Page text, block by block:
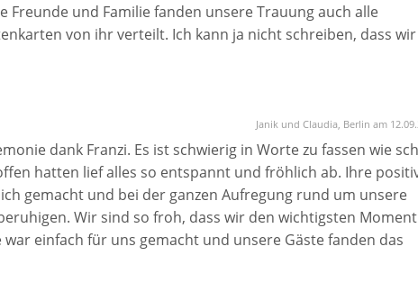
Freunde und Familie fanden unsere Trauung auch alle
von ihr verteilt. Ich kann ja nicht schreiben, dass
aber wenn ihr eine Traurednerin mit ganz viel Herz sucht,
Janik und Claudia, Berlin am
dank Franzi. Es ist schwierig in Worte zu fassen wie
hatten lief alles so entspannt und fröhlich ab. Ihre
gemacht und bei der ganzen Aufregung rund um unsere
Wir sind so froh, dass wir den wichtigsten
war einfach für uns gemacht und unsere Gäste fanden das
an unsere perfekte Traurednerin!